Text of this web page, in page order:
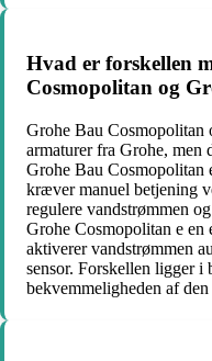
Hvad er forskellen
Cosmopolitan og
Grohe Bau Cosmopolitan
armaturer fra Grohe, men
Grohe Bau Cosmopolitan
kræver manuel betjening
regulere vandstrømmen
Grohe Cosmopolitan e
aktiverer vandstrømmen
sensor. Forskellen ligger i
bekvemmeligheden af